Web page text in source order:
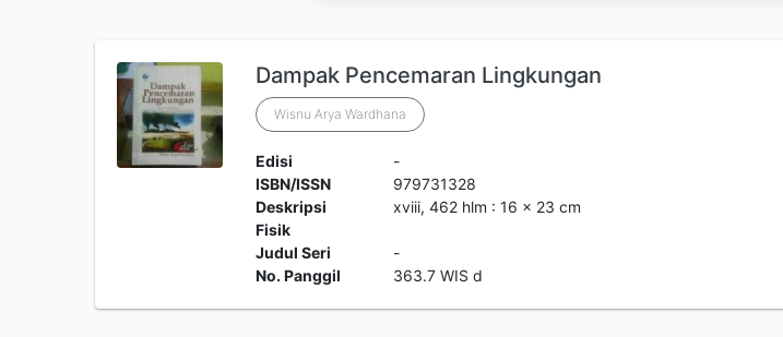
Dampak Pencemaran Lingkungan
Wisnu Arya Wardhana
Edisi
-
ISBN/ISSN
979731328
Deskripsi
Fisik
xviii, 462 hlm : 16 x 23 cm
Judul Seri
-
No. Panggil
363.7 WIS d